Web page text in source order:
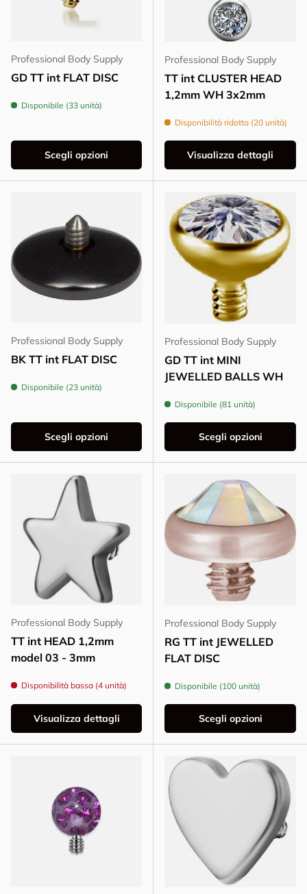
Professional Body Supply
GD TT int FLAT DISC
Disponibile (33 unità)
Scegli opzioni
Professional Body Supply
TT int CLUSTER HEAD
1,2mm WH 3x2mm
Disponibilità ridotta (20 unità)
Visualizza dettagli
Professional Body Supply
BK TT int FLAT DISC
Disponibile (23 unità)
Scegli opzioni
Professional Body Supply
GD TT int MINI
JEWELLED BALLS WH
Disponibile (81 unità)
Scegli opzioni
Professional Body Supply
TT int HEAD 1,2mm
model 03 - 3mm
Disponibilità bassa (4 unità)
Visualizza dettagli
Professional Body Supply
RG TT int JEWELLED
FLAT DISC
Disponibile (100 unità)
Scegli opzioni